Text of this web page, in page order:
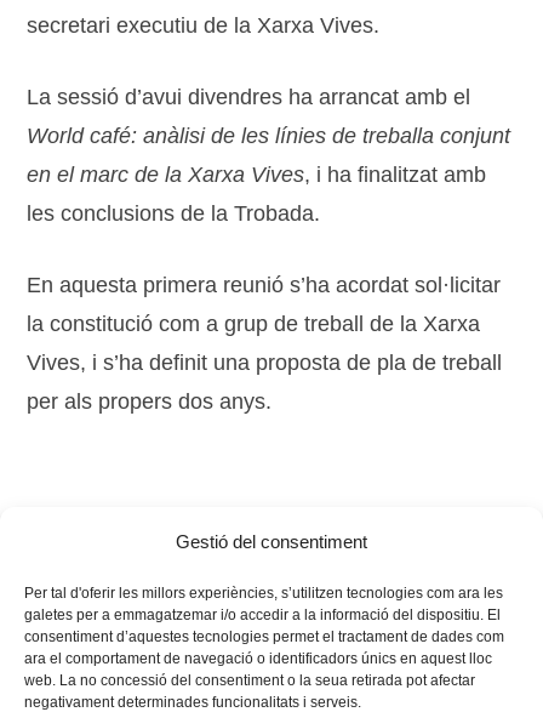
Gestió del consentiment
Per tal d'oferir les millors experiències, s’utilitzen tecnologies com ara les
galetes per a emmagatzemar i/o accedir a la informació del dispositiu. El
consentiment d’aquestes tecnologies permet el tractament de dades com
ara el comportament de navegació o identificadors únics en aquest lloc
web. La no concessió del consentiment o la seua retirada pot afectar
negativament determinades funcionalitats i serveis.
secretari executiu de la Xarxa Vives.
La sessió d’avui divendres ha arrancat amb el
World café: anàlisi de les línies de treballa conjunt
en el marc de la Xarxa Vives, i ha finalitzat amb
les conclusions de la Trobada.
En aquesta primera reunió s’ha acordat sol·licitar
la constitució com a grup de treball de la Xarxa
Vives, i s’ha definit una proposta de pla de treball
per als propers dos anys.
aules sènior,Fòrum Vives,gent gran